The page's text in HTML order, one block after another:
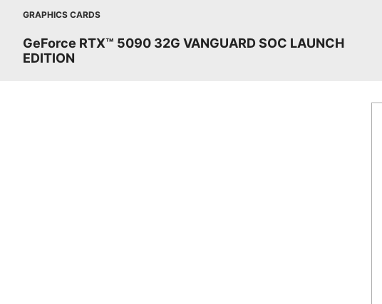
GRAPHICS CARDS
GeForce RTX™ 5090 32G VANGUARD SOC LAUNCH
EDITION